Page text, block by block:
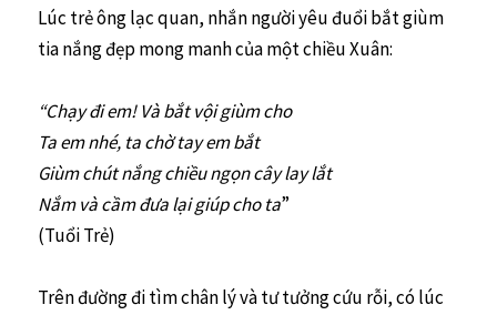
Lúc trẻ ông lạc quan, nhắn người yêu đuổi bắt giùm
tia nắng đẹp mong manh của một chiều Xuân:
“Chạy đi em! Và bắt vội giùm cho
Ta em nhé, ta chờ tay em bắt
Giùm chút nắng chiều ngọn cây lay lắt
Nắm và cầm đưa lại giúp cho ta”
(Tuổi Trẻ)
Trên đường đi tìm chân lý và tư tưởng cứu rỗi, có lúc